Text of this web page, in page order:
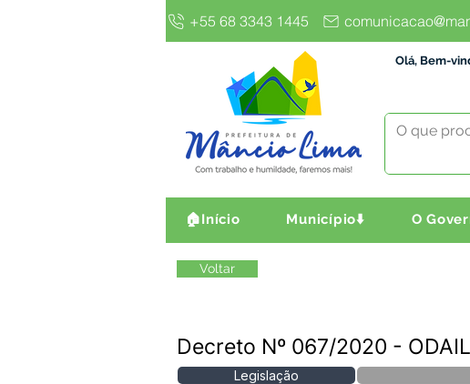
+55 68 3343 1445
Olá, Bem-
🏠Início Município⬇️ O
Voltar
Decreto Nº 067/2020 -
Legislação